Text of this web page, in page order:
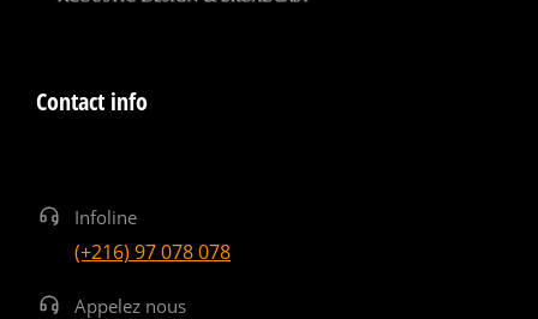
Contact info
Infoline
(+216) 97 078 078
Appelez nous